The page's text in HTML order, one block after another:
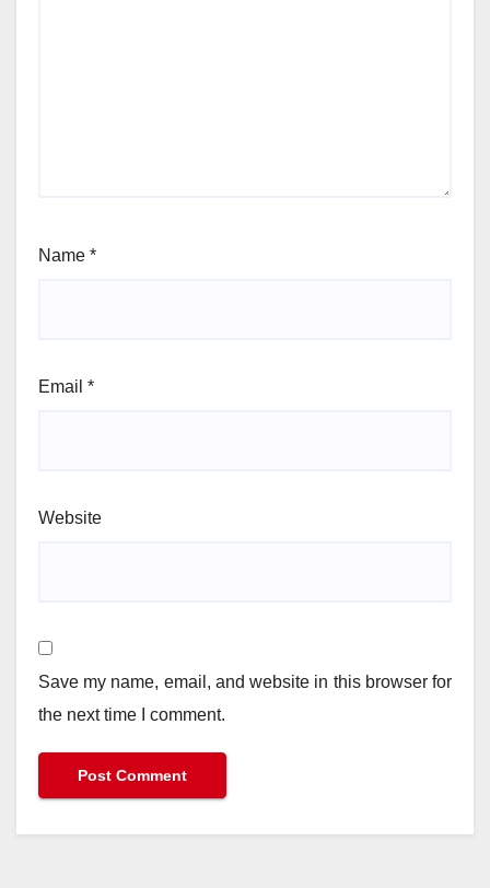
Name *
Email *
Website
Save my name, email, and website in this browser for
the next time I comment.